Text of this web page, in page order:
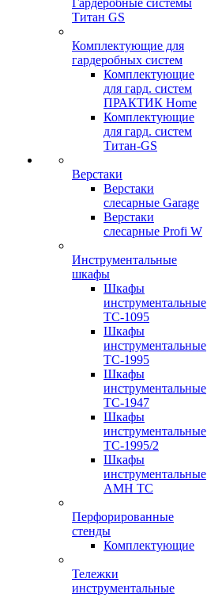
Гардеробные системы
Титан GS
Комплектующие для
гардеробных систем
Комплектующие
для гард. систем
ПРАКТИК Home
Комплектующие
для гард. систем
Титан-GS
Верстаки
Верстаки
слесарные Garage
Верстаки
слесарные Profi W
Инструментальные
шкафы
Шкафы
инструментальные
TC-1095
Шкафы
инструментальные
TC-1995
Шкафы
инструментальные
TC-1947
Шкафы
инструментальные
TC-1995/2
Шкафы
инструментальные
AMH TC
Перфорированные
стенды
Комплектующие
Тележки
инструментальные